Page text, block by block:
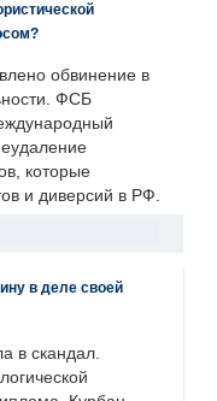
обвинение в
ФСБ
которые
и диверсий в РФ.
в деле своей
в скандал.